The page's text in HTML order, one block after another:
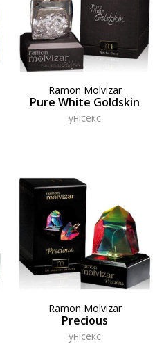
Ramon Molvizar
Pure White Goldskin
унісекс
Ramon Molvizar
Precious
унісекс